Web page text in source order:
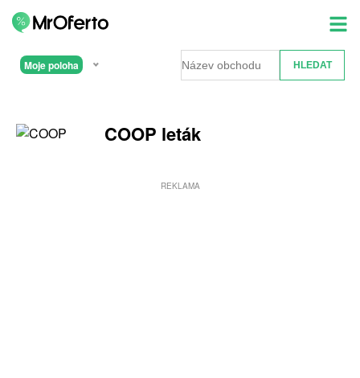
Moje poloha
COOP leták
REKLAMA